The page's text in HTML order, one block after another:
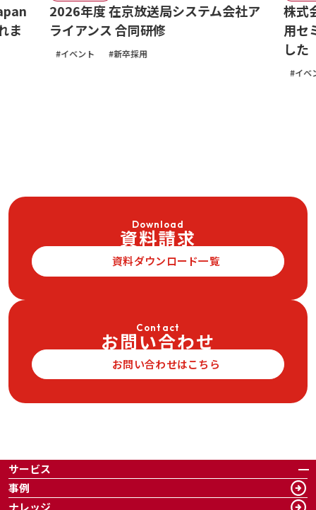
2026年度 在京放送局システム会社ア
ライアンス 合同研修
イベント 新卒採用
株式会社山
用セミナ
イベント
Download
資料請求
資料ダウンロード一覧
Contact
お問い合わせ
お問い合わせはこちら
サービス
事例
ナレッジ